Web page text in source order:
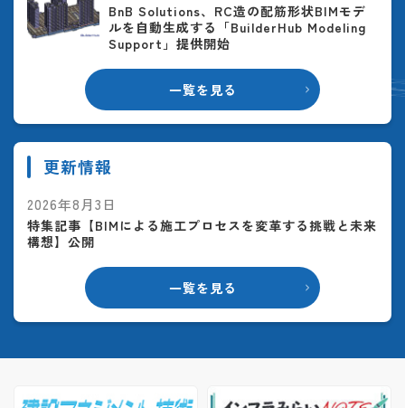
一覧を見る
BnB Solutions、RC造の配筋形状BIMモデ
ルを自動生成する「BuilderHub Modeling
Support」提供開始
更新情報
一覧を見る
2026年8月3日
特集記事【BIMによる施工プロセスを変革する挑戦と未来
構想】公開